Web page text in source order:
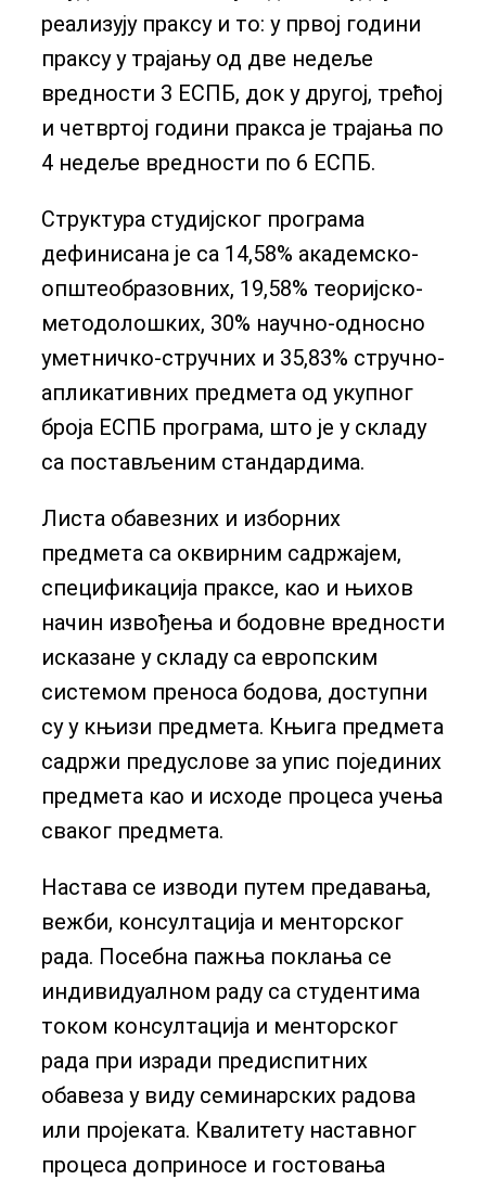
реализују праксу и то: у првој години
праксу у трајању од две недеље
вредности 3 ЕСПБ, док у другој, трећој
и четвртој години пракса је трајања по
4 недеље вредности по 6 ЕСПБ.
Структура студијског програма
дефинисана је са 14,58% академско-
општеобразовних, 19,58% теоријско-
методолошких, 30% научно-односно
уметничко-стручних и 35,83% стручно-
апликативних предмета од укупног
броја ЕСПБ програма, што је у складу
са постављеним стандардима.
Листа обавезних и изборних
предмета са оквирним садржајем,
спецификација праксе, као и њихов
начин извођења и бодовне вредности
исказане у складу са европским
системом преноса бодова, доступни
су у књизи предмета. Књига предмета
садржи предуслове за упис појединих
предмета као и исходе процеса учења
сваког предмета.
Настава се изводи путем предавања,
вежби, консултација и менторског
рада. Посебна пажња поклања се
индивидуалном раду са студентима
током консултација и менторског
рада при изради предиспитних
обавеза у виду семинарских радова
или пројеката. Квалитету наставног
процеса доприносе и гостовања